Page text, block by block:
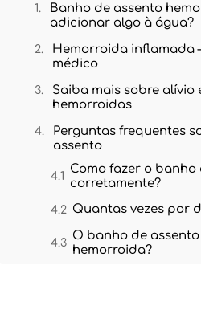
Banho de assento
adicionar algo à água?
Hemorroida inflamada
médico
Saiba mais sobre alívio
hemorroidas
Perguntas frequentes
assento
Como fazer o banho
corretamente?
Quantas vezes por
O banho de
hemorroida?